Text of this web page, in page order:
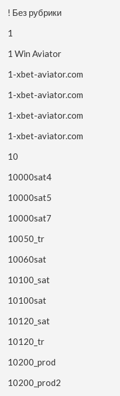
! Без рубрики
1
1 Win Aviator
1-xbet-aviator.com
1-xbet-aviator.com
1-xbet-aviator.com
1-xbet-aviator.com
10
10000sat4
10000sat5
10000sat7
10050_tr
10060sat
10100_sat
10100sat
10120_sat
10120_tr
10200_prod
10200_prod2